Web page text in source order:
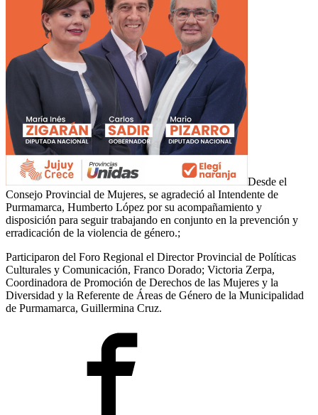
Desde el
Consejo Provincial de Mujeres, se agradeció al Intendente de
Purmamarca, Humberto López por su acompañamiento y
disposición para seguir trabajando en conjunto en la prevención y
erradicación de la violencia de género.;
Participaron del Foro Regional el Director Provincial de Políticas
Culturales y Comunicación, Franco Dorado; Victoria Zerpa,
Coordinadora de Promoción de Derechos de las Mujeres y la
Diversidad y la Referente de Áreas de Género de la Municipalidad
de Purmamarca, Guillermina Cruz.